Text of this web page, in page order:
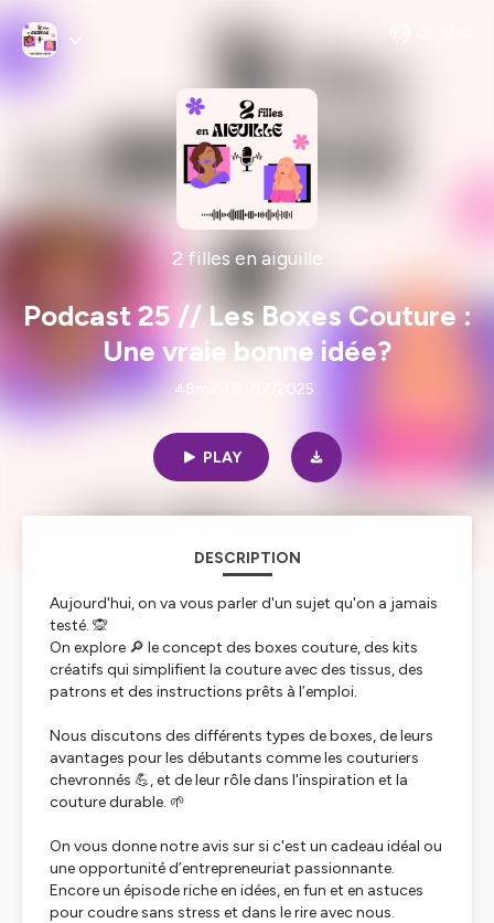
2 filles en aiguille
Podcast 25 // Les Boxes Couture :
Une vraie bonne idée?
48min | 01/17/2025
PLAY
DESCRIPTION
Aujourd'hui, on va vous parler d'un sujet qu'on a jamais
testé. 🙊
On explore 🔎 le concept des boxes couture, des kits
créatifs qui simplifient la couture avec des tissus, des
patrons et des instructions prêts à l’emploi.
Nous discutons des différents types de boxes, de leurs
avantages pour les débutants comme les couturiers
chevronnés 💪, et de leur rôle dans l'inspiration et la
couture durable. 🌱
On vous donne notre avis sur si c'est un cadeau idéal ou
une opportunité d’entrepreneuriat passionnante.
Encore un épisode riche en idées, en fun et en astuces
pour coudre sans stress et dans le rire avec nous.